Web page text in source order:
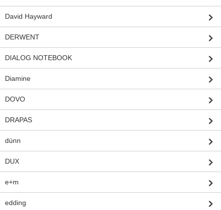
David Hayward
DERWENT
DIALOG NOTEBOOK
Diamine
DOVO
DRAPAS
dünn
DUX
e+m
edding